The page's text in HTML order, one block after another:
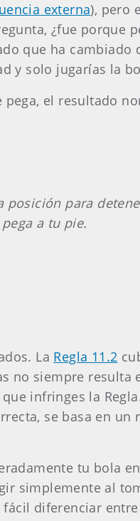
externa), pero
¿fue porque
que ha
y solo jugarías la
el resultado
posición para
a tu pie.
La Regla 11.2
no siempre
infringes la
se basa en
tu bola
simplemente al
diferenciar